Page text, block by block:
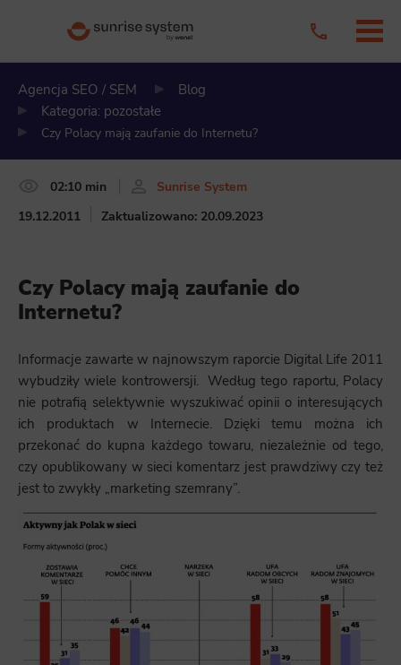
Agencja SEO / SEM
Blog
Kategoria: pozostałe
Czy Polacy mają zaufanie do Internetu?
02:10 min
Sunrise System
19.12.2011
Zaktualizowano: 20.09.2023
Czy Polacy mają zaufanie do
Internetu?
Informacje zawarte w najnowszym raporcie Digital Life 2011
wybudziły wiele kontrowersji. Według tego raportu, Polacy
nie potrafią selektywnie wyszukiwać opinii o interesujących
ich produktach w Internecie. Dzięki temu można ich
przekonać do kupna każdego towaru, niezależnie od tego,
czy opublikowany w sieci komentarz jest prawdziwy czy też
jest to zwykły „marketing szemrany”.